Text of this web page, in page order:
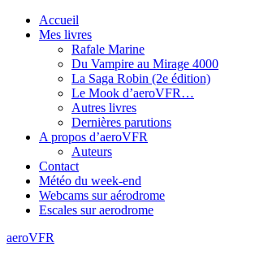
Accueil
Mes livres
Rafale Marine
Du Vampire au Mirage 4000
La Saga Robin (2e édition)
Le Mook d’aeroVFR…
Autres livres
Dernières parutions
A propos d’aeroVFR
Auteurs
Contact
Météo du week-end
Webcams sur aérodrome
Escales sur aerodrome
aeroVFR